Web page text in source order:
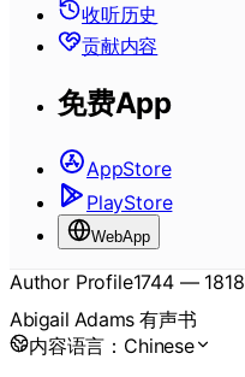
收听历史
贡献内容
免费App
AppStore
PlayStore
WebApp
Author Profile1744— 1818
Abigail Adams 有声书
内容语言： Chinese